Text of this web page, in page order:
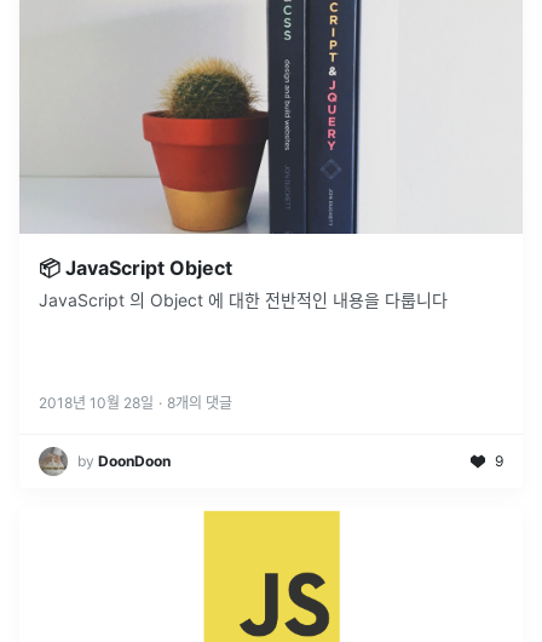
📦 JavaScript Object
JavaScript 의 Object 에 대한 전반적인 내용을 다룹니다
2018년 10월 28일 · 8개의 댓글
by DoonDoon 9